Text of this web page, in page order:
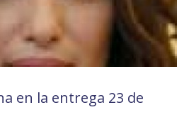
en la entrega 23 de